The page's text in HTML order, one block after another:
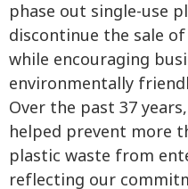
phase out single-use
discontinue the sale
while encouraging
environmentally
Over the past 37
helped prevent more
plastic waste from
reflecting our